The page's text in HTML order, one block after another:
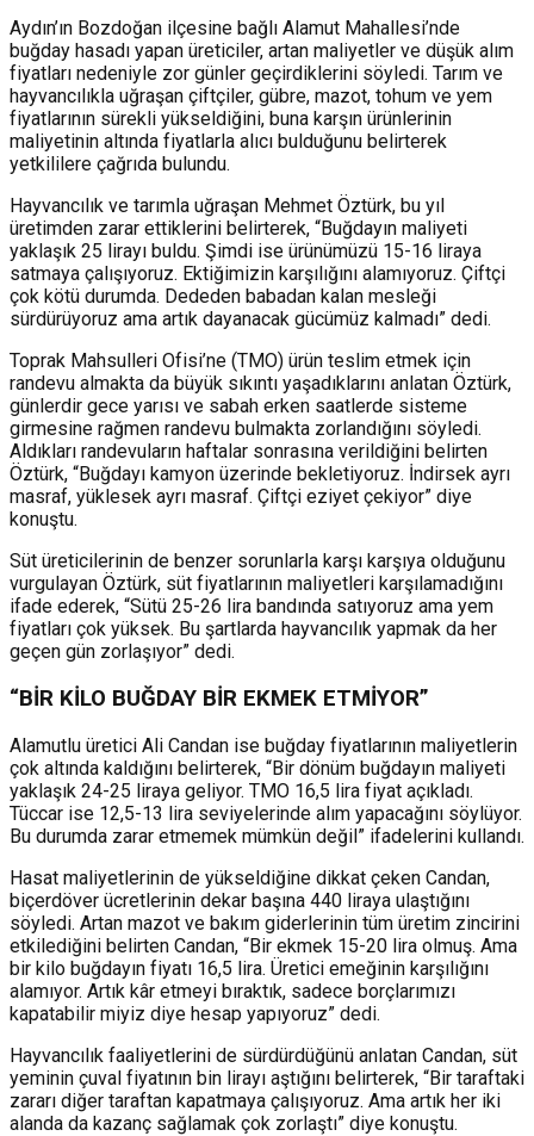
Aydın’ın Bozdoğan ilçesine bağlı Alamut Mahallesi’nde
buğday hasadı yapan üreticiler, artan maliyetler ve düşük alım
fiyatları nedeniyle zor günler geçirdiklerini söyledi. Tarım ve
hayvancılıkla uğraşan çiftçiler, gübre, mazot, tohum ve yem
fiyatlarının sürekli yükseldiğini, buna karşın ürünlerinin
maliyetinin altında fiyatlarla alıcı bulduğunu belirterek
yetkililere çağrıda bulundu.
Hayvancılık ve tarımla uğraşan Mehmet Öztürk, bu yıl
üretimden zarar ettiklerini belirterek, “Buğdayın maliyeti
yaklaşık 25 lirayı buldu. Şimdi ise ürünümüzü 15-16 liraya
satmaya çalışıyoruz. Ektiğimizin karşılığını alamıyoruz. Çiftçi
çok kötü durumda. Dededen babadan kalan mesleği
sürdürüyoruz ama artık dayanacak gücümüz kalmadı” dedi.
Toprak Mahsulleri Ofisi’ne (TMO) ürün teslim etmek için
randevu almakta da büyük sıkıntı yaşadıklarını anlatan Öztürk,
günlerdir gece yarısı ve sabah erken saatlerde sisteme
girmesine rağmen randevu bulmakta zorlandığını söyledi.
Aldıkları randevuların haftalar sonrasına verildiğini belirten
Öztürk, “Buğdayı kamyon üzerinde bekletiyoruz. İndirsek ayrı
masraf, yüklesek ayrı masraf. Çiftçi eziyet çekiyor” diye
konuştu.
Süt üreticilerinin de benzer sorunlarla karşı karşıya olduğunu
vurgulayan Öztürk, süt fiyatlarının maliyetleri karşılamadığını
ifade ederek, “Sütü 25-26 lira bandında satıyoruz ama yem
fiyatları çok yüksek. Bu şartlarda hayvancılık yapmak da her
geçen gün zorlaşıyor” dedi.
“BİR KİLO BUĞDAY BİR EKMEK ETMİYOR”
Alamutlu üretici Ali Candan ise buğday fiyatlarının maliyetlerin
çok altında kaldığını belirterek, “Bir dönüm buğdayın maliyeti
yaklaşık 24-25 liraya geliyor. TMO 16,5 lira fiyat açıkladı.
Tüccar ise 12,5-13 lira seviyelerinde alım yapacağını söylüyor.
Bu durumda zarar etmemek mümkün değil” ifadelerini kullandı.
Hasat maliyetlerinin de yükseldiğine dikkat çeken Candan,
biçerdöver ücretlerinin dekar başına 440 liraya ulaştığını
söyledi. Artan mazot ve bakım giderlerinin tüm üretim zincirini
etkilediğini belirten Candan, “Bir ekmek 15-20 lira olmuş. Ama
bir kilo buğdayın fiyatı 16,5 lira. Üretici emeğinin karşılığını
alamıyor. Artık kâr etmeyi bıraktık, sadece borçlarımızı
kapatabilir miyiz diye hesap yapıyoruz” dedi.
Hayvancılık faaliyetlerini de sürdürdüğünü anlatan Candan, süt
yeminin çuval fiyatının bin lirayı aştığını belirterek, “Bir taraftaki
zararı diğer taraftan kapatmaya çalışıyoruz. Ama artık her iki
alanda da kazanç sağlamak çok zorlaştı” diye konuştu.